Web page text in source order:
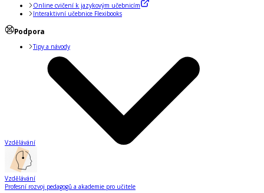
Online cvičení k jazykovým učebnicím
Interaktivní učebnice Flexibooks
Podpora
Tipy a návody
Vzdělávání
Vzdělávání
Profesní rozvoj pedagogů a akademie pro učitele